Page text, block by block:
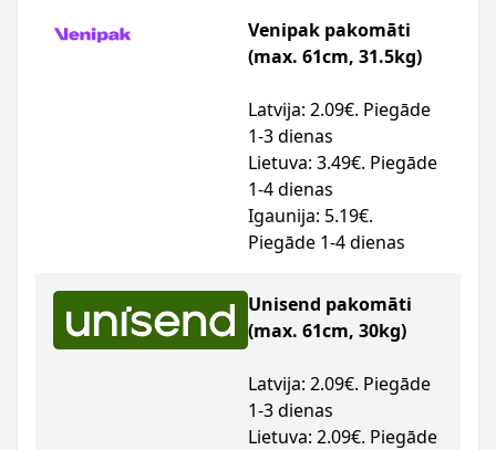
Venipak pakomāti
(max. 61cm, 31.5kg)
Latvija: 2.09€. Piegāde
1-3 dienas
Lietuva: 3.49€. Piegāde
1-4 dienas
Igaunija: 5.19€.
Piegāde 1-4 dienas
Unisend pakomāti
(max. 61cm, 30kg)
Latvija: 2.09€. Piegāde
1-3 dienas
Lietuva: 2.09€. Piegāde